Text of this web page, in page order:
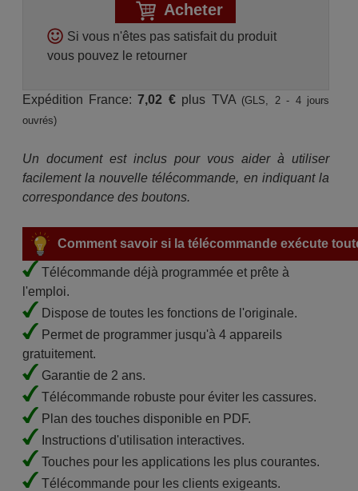
Acheter
Si vous n'êtes pas satisfait du produit
vous pouvez le retourner
Expédition France:7,02 €plus TVA (GLS, 2 - 4 jours
ouvrés)
Un document est inclus pour vous aider à utiliser
facilement la nouvelle télécommande, en indiquant la
correspondance des boutons.
Comment savoir si la télécommande exécute
Télécommande déjà programmée et prête à
l'emploi.
Dispose de toutes les fonctions de l'originale.
Permet de programmer jusqu'à 4 appareils
gratuitement.
Garantie de 2 ans.
Télécommande robuste pour éviter les cassures.
Plan des touches disponible en PDF.
Instructions d'utilisation interactives.
Touches pour les applications les plus courantes.
Télécommande pour les clients exigeants.